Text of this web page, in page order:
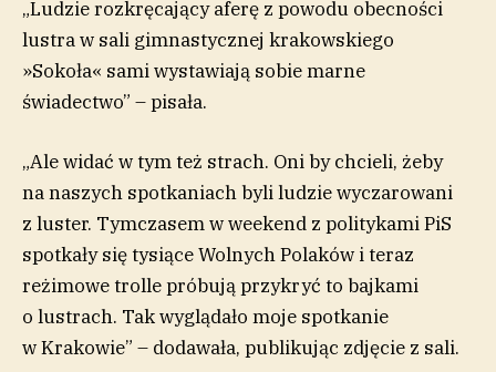
„Ludzie rozkręcający aferę z powodu obecności
lustra w sali gimnastycznej krakowskiego
»Sokoła« sami wystawiają sobie marne
świadectwo” – pisała.
„Ale widać w tym też strach. Oni by chcieli, żeby
na naszych spotkaniach byli ludzie wyczarowani
z luster. Tymczasem w weekend z politykami PiS
spotkały się tysiące Wolnych Polaków i teraz
reżimowe trolle próbują przykryć to bajkami
o lustrach. Tak wyglądało moje spotkanie
w Krakowie” – dodawała, publikując zdjęcie z sali.